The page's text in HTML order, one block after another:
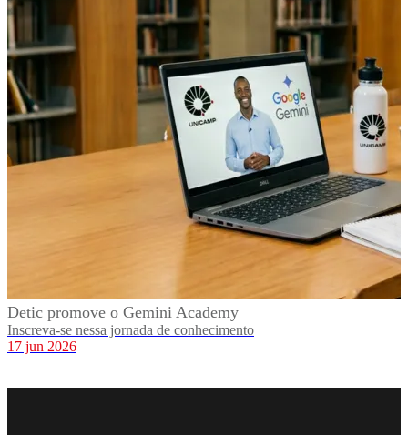
Detic promove o Gemini Academy
Inscreva-se nessa jornada de conhecimento
17 jun 2026